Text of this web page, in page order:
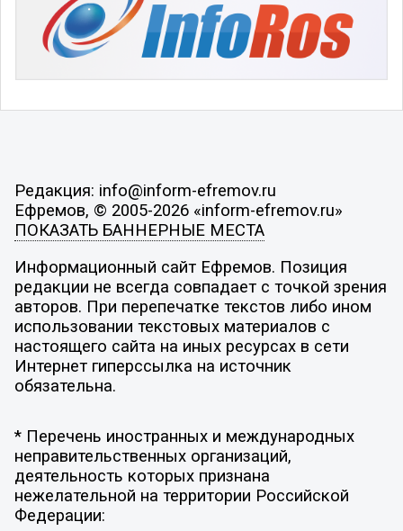
Редакция: info@inform-efremov.ru
Ефремов, © 2005-2026 «inform-efremov.ru»
ПОКАЗАТЬ БАННЕРНЫЕ МЕСТА
Информационный сайт Ефремов. Позиция
редакции не всегда совпадает с точкой зрения
авторов. При перепечатке текстов либо ином
использовании текстовых материалов с
настоящего сайта на иных ресурсах в сети
Интернет гиперссылка на источник
обязательна.
* Перечень иностранных и международных
неправительственных организаций,
деятельность которых признана
нежелательной на территории Российской
Федерации: